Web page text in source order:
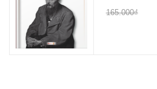
165.000₫